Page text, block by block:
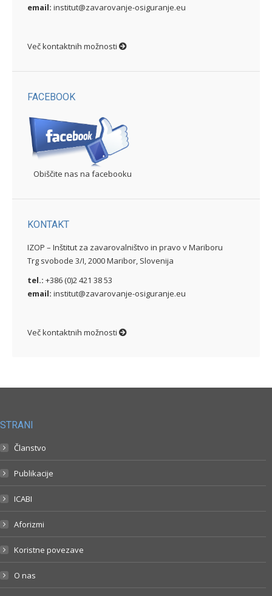
email: institut@zavarovanje-osiguranje.eu
Več kontaktnih možnosti
FACEBOOK
Obiščite nas na facebooku
KONTAKT
IZOP – Inštitut za zavarovalništvo in pravo v Mariboru
Trg svobode 3/I, 2000 Maribor, Slovenija
tel.: +386 (0)2 421 38 53
email: institut@zavarovanje-osiguranje.eu
Več kontaktnih možnosti
STRANI
Članstvo
Publikacije
ICABI
Aforizmi
Koristne povezave
O nas